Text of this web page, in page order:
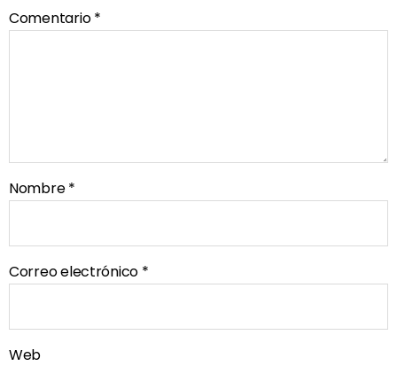
Comentario*
Nombre*
Correo electrónico *
Web